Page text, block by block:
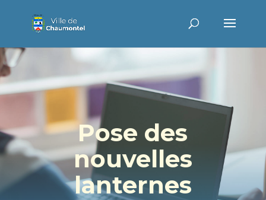
Pose des
nouvelles
lanternes